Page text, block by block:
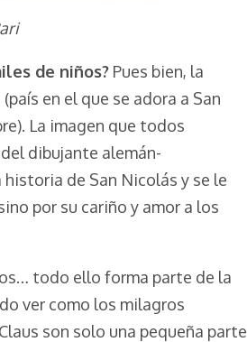
de niños? Pues bien, la
en el que se adora a San
La imagen que todos
dibujante alemán-
historia de San Nicolás y se le
por su cariño y amor a los
todo ello forma parte de la
ver como los milagros
son solo una pequeña parte